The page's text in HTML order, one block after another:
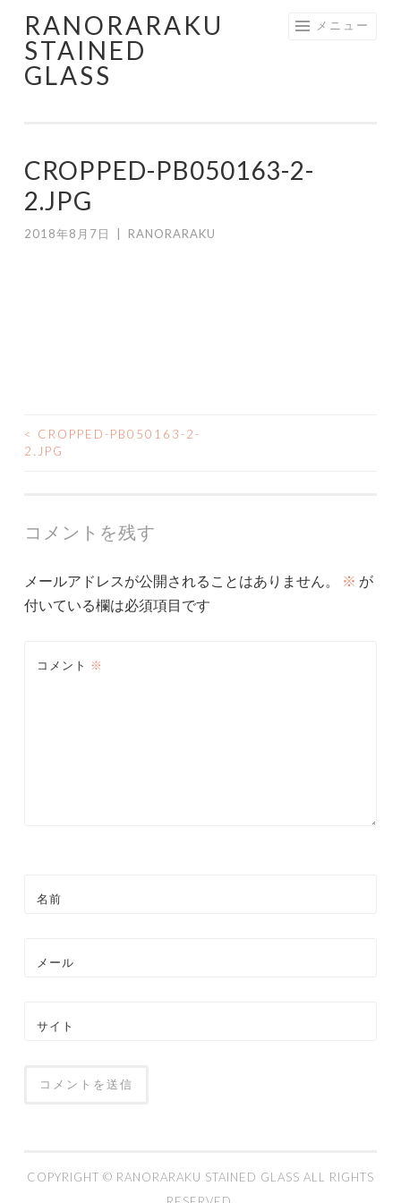
コ
ン
テ
ス
キ
プ
RANORARAKU
STAINED
GLASS
メニュー
CROPPED-PB050163-2-
2.JPG
2018年8月7日 RANORARAKU
投
ゲ
シ
<
CROPPED-PB050163-2-
2.JPG
コメントを残す
メールアドレスが公開されることはありません。 ※ が
付いている欄は必須項目です
コメント ※
名前
メール
サイト
COPYRIGHT © RANORARAKU STAINED GLASS ALL RIGHTS